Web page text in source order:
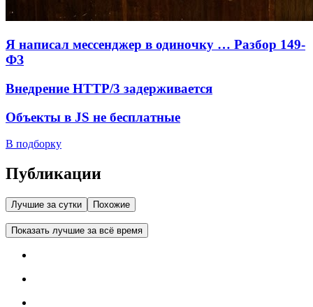
Я написал мессенджер в одиночку … Разбор 149-
ФЗ
Внедрение HTTP/3 задерживается
Объекты в JS не бесплатные
В подборку
Публикации
Лучшие за сутки Похожие
Показать лучшие за всё время